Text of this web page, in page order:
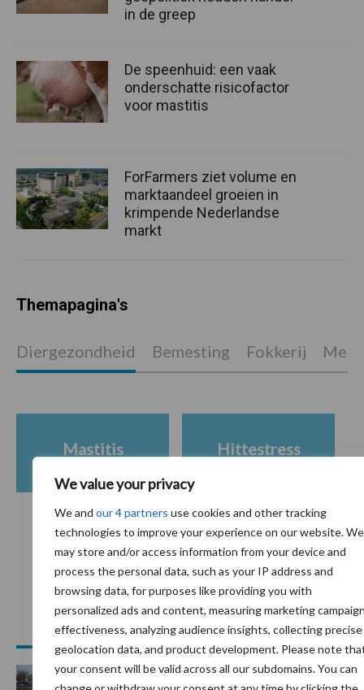
We value your privacy
We and our 4 partners use cookies and other tracking
technologies to improve your experience on our website. We
may store and/or access information from your device and
process the personal data, such as your IP address and
browsing data, for purposes like providing you with
personalized ads and content, measuring marketing
effectiveness, analyzing audience insights, collecting precise
geolocation data, and product development. Please note
your consent will be valid across all our subdomains. You can
Primaire
Sidebar
Recent nieuws Partner nieuws
7 aug
Grondstoffenmarkt blijft grillig:
in de greep
De speenhuid: een vaak
onderschatte risicofactor
voor mastitis
ForFarmers ziet volume en
marktaandeel groeien in
krimpende Nederlandse
markt
Themapagina's
Diergezondheid Bemesting Fokkerij
Mastitis Hittestress
Toon meer